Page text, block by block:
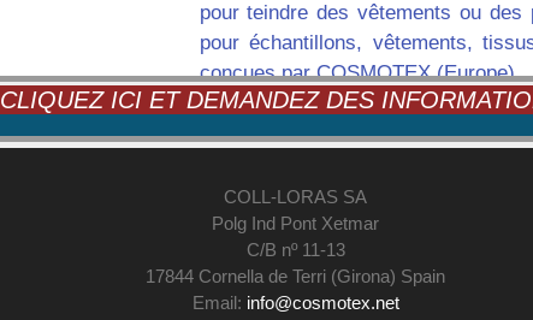
pour teindre des vêtements ou
pour échantillons, vêtements,
conçues par COSMOTEX (Europe)
CLIQUEZ ICI ET DEMANDEZ DES
COLL-LORAS SA
Polg Ind Pont Xetmar
C/B nº 11-13
17844 Cornella de Terri (Girona) Spain
Email: info@cosmotex.net